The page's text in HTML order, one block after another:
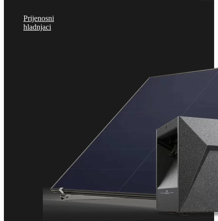
Prijenosni
hladnjaci